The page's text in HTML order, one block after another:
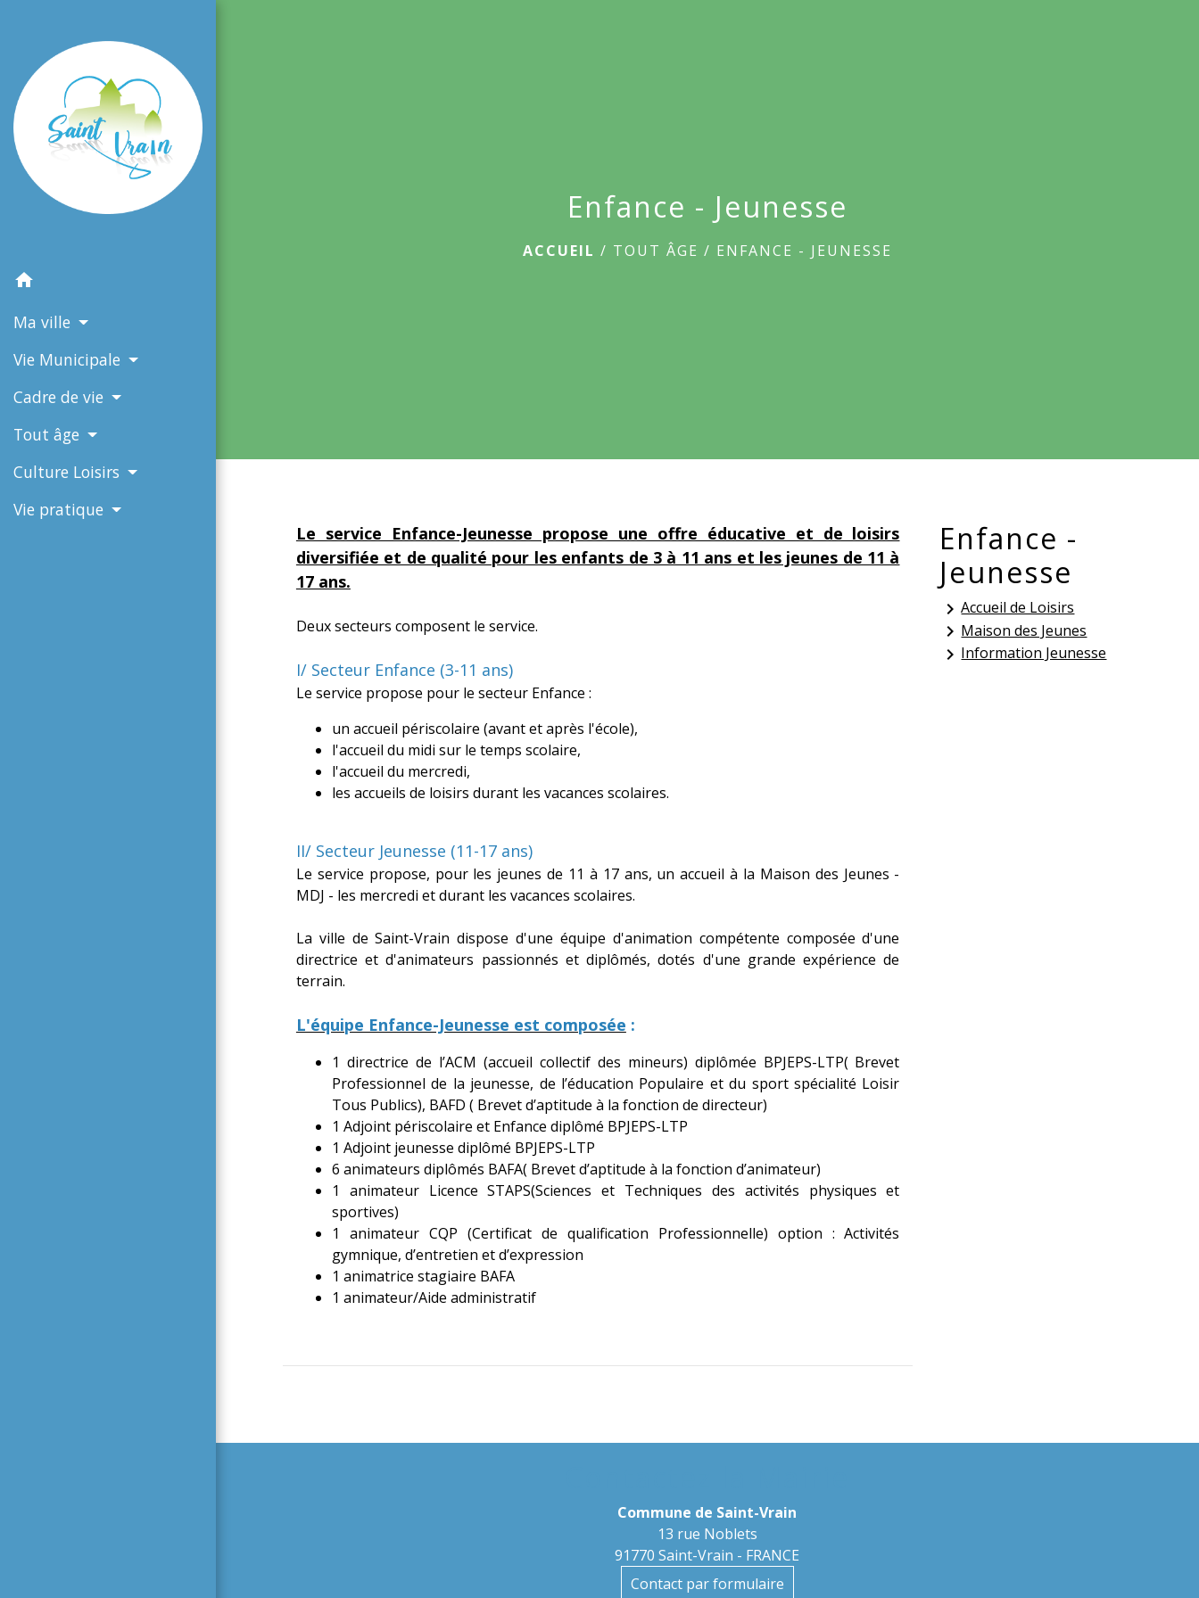
home
Ma ville
Vie Municipale
Cadre de vie
Tout âge
Culture Loisirs
Vie pratique
Enfance - Jeunesse
ACCUEIL / TOUT ÂGE / ENFANCE - JEUNESSE
Le service Enfance-Jeunesse propose une offre éducative et de loisirs
diversifiée et de qualité pour les enfants de 3 à 11 ans et les jeunes de 11 à
17 ans.
Deux secteurs composent le service.
I/ Secteur Enfance (3-11 ans)
Le service propose pour le secteur Enfance :
un accueil périscolaire (avant et après l'école),
l'accueil du midi sur le temps scolaire,
l'accueil du mercredi,
les accueils de loisirs durant les vacances scolaires.
II/ Secteur Jeunesse (11-17 ans)
Le service propose, pour les jeunes de 11 à 17 ans, un accueil à la Maison des Jeunes -
MDJ - les mercredi et durant les vacances scolaires.
La ville de Saint-Vrain dispose d'une équipe d'animation compétente composée d'une
directrice et d'animateurs passionnés et diplômés, dotés d'une grande expérience de
terrain.
L'équipe Enfance-Jeunesse est composée :
1 directrice de l’ACM (accueil collectif des mineurs) diplômée BPJEPS-LTP( Brevet
Professionnel de la jeunesse, de l’éducation Populaire et du sport spécialité Loisir
Tous Publics), BAFD ( Brevet d’aptitude à la fonction de directeur)
1 Adjoint périscolaire et Enfance diplômé BPJEPS-LTP
1 Adjoint jeunesse diplômé BPJEPS-LTP
6 animateurs diplômés BAFA( Brevet d’aptitude à la fonction d’animateur)
1 animateur Licence STAPS(Sciences et Techniques des activités physiques et
sportives)
1 animateur CQP (Certificat de qualification Professionnelle) option : Activités
gymnique, d’entretien et d’expression
1 animatrice stagiaire BAFA
1 animateur/Aide administratif
Enfance -
Jeunesse
keyboard_arrow_rightAccueil de Loisirs
keyboard_arrow_rightMaison des Jeunes
keyboard_arrow_rightInformation Jeunesse
Commune de Saint-Vrain
13 rue Noblets
91770 Saint-Vrain - FRANCE
Contact par formulaire